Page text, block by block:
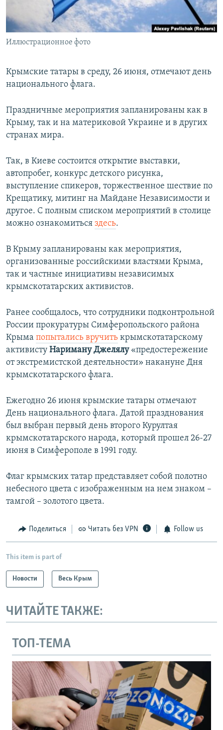
ПОБЕДИТЕЛЕЙ НЕ СУДЯТ?
КРЫМ.НЕПОКОРЕННЫЙ
ELIFBE
ПРИСОЕДИНЯЙТЕСЬ!
Все сайты RFE/RL
Иллюстрационное фото
Крымские татары в среду, 26 июня, отмечают день
национального флага.
Праздничные мероприятия запланированы как в
Крыму, так и на материковой Украине и в других
странах мира.
Так, в Киеве состоится открытие выставки,
автопробег, конкурс детского рисунка,
выступление спикеров, торжественное шествие по
Крещатику, митинг на Майдане Независимости и
другое. С полным списком мероприятий в столице
можно ознакомиться здесь.
В Крыму запланированы как мероприятия,
организованные российскими властями Крыма,
так и частные инициативы независимых
крымскотатарских активистов.
Ранее сообщалось, что сотрудники подконтрольной
России прокуратуры Симферопольского района
Крыма попытались вручить крымскотатарскому
активисту Нариману Джелялу «предостережение
от экстремистской деятельности» накануне Дня
крымскотатарского флага.
Ежегодно 26 июня крымские татары отмечают
День национального флага. Датой празднования
был выбран первый день второго Курултая
крымскотатарского народа, который прошел 26-27
июня в Симферополе в 1991 году.
​Флаг крымских татар представляет собой полотно
небесного цвета с изображенным на нем знаком –
тамгой – золотого цвета.
Поделиться Читать без VPN Follow us
This item is part of
Новости Весь Крым
ЧИТАЙТЕ ТАКЖЕ:
ТОП-ТЕМА